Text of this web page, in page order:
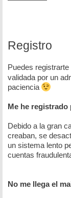
Registro
Puedes
validada por un
paciencia
Me he
Debido a la gran
creaban, se
un sistema lento
cuentas
No me llega el